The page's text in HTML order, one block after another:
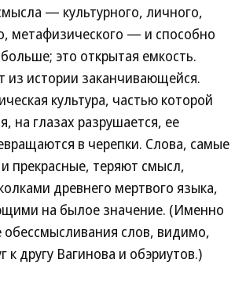
— культурного, личного,
метафизического — и способно
это открытая емкость.
из истории заканчивающейся.
культура, частью которой
на глазах разрушается, ее
в черепки. Слова, самые
прекрасные, теряют смысл,
древнего мертвого языка,
на былое значение. (Именно
слов, видимо,
к другу Вагинова и обэриутов.)